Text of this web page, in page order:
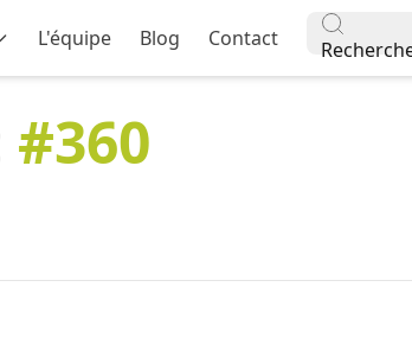
L'équipe Blog Contact
#360